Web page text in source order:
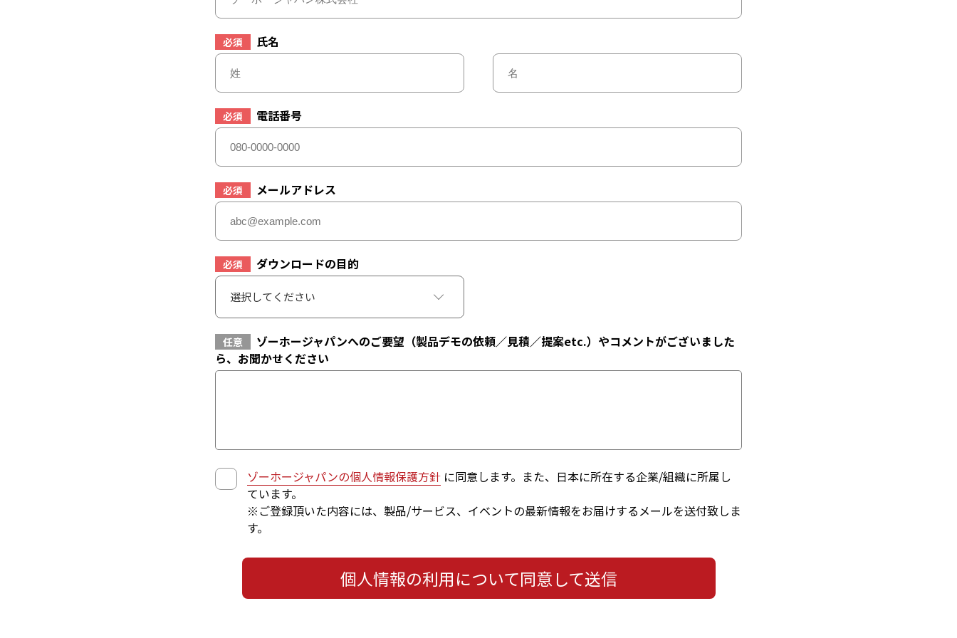
必須 氏名
必須 電話番号
必須 メールアドレス
必須 ダウンロードの目的
選択してください
任意
ゾーホージャパンへのご要望（製品デモの依頼／見積／提案etc.）やコメントがございました
ら、お聞かせください
ゾーホージャパンの個人情報保護方針 に同意します。また、日本に所在する企業/組織に所属し
ています。
※ご登録頂いた内容には、製品/サービス、イベントの最新情報をお届けするメールを送付致しま
す。
個人情報の利用について同意して送信